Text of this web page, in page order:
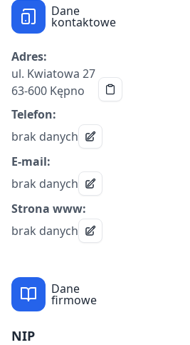
Dane
kontaktowe
Adres:
ul. Kwiatowa 27
63-600 Kępno
Telefon:
brak danych
E-mail:
brak danych
Strona www:
brak danych
Dane
firmowe
NIP